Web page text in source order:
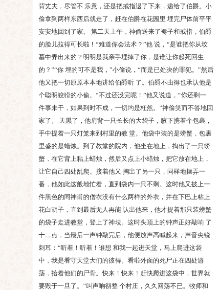
背丈夫，尽管不 乐意，还是把戒指退了下来，递给了伯爵。小
偷拿到两样东西后就走了，赶在伯爵在花园里 埋完尸体前平平
安安地回到了家。 第二天上午，神偷送来了褥子和戒指，伯爵
的脸儿拉得可长啦！“难道你会法术？”他 说，“是谁把你从坟
墓中弄出来的？明明是我亲手埋掉了你，是谁让你起死回生
的？”“你 埋的可不是我，”小偷说，“而是已处决的罪犯。”然后
他又把一切原原本本地讲给伯爵听 了。伯爵不由得也承认他是
个聪明狡猾的小偷。“不过还没完呢！”他又说道，“你还剩一
件事未干，如果到时不成，一切均是枉然。”神偷笑而不答地回
家了。 天黑了，他肩背一只长长的大袋子，腋下携着个包裹，
手中提着一只灯笼来到村里的教 堂。他袋中装的是螃蟹，包裹
里盛的是蜡烛。到了教堂的院内，他坐在地上，掏出了一只螃
蟹，在它背上粘上蜡烛，然后又点上小蜡烛，把它放在地上，
让它自己四处乱爬。接着他又 掏出了另一只，同样地摆弄一
番，他如此这般地忙着，直到袋内一只不剩。这时他又披上一
件黑色的同神甫的僧衣没有什么两样的外衣，并在下巴上粘上
花白胡子，直到最后无人再能 认出他来，他才提着那只装螃蟹
的袋子走进教堂，登上了神坛。这时头顶上的钟声正好敲响 了
十二点，当最后一声钟敲完后，他便放声高喊起来，声音尖锐
刺耳：“听着！听着！谁想 和我一起进天堂，马上爬进这袋
中，我是看守天堂大们的彼得。看啦外面的死尸正在四处游
荡，拾着他们的尸骨。快来！快来！赶快爬进这袋中，世界就
要毁于一旦了。”叫声响彻整 个村庄，久久回荡不已。牧师和